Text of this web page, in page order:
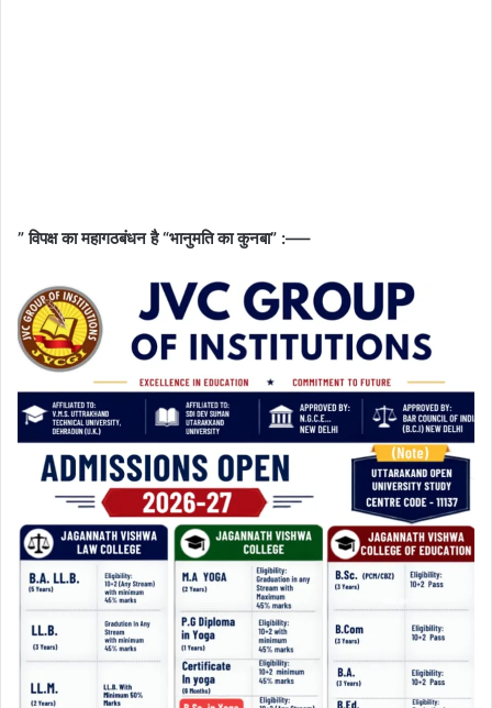
” विपक्ष का महागठबंधन है “भानुमति का कुनबा” :—–